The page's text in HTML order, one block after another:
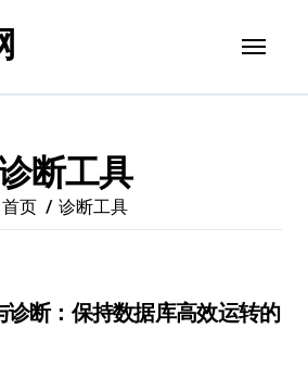
断工具
首页 诊断工具
诊断：保持数据库高效运转的